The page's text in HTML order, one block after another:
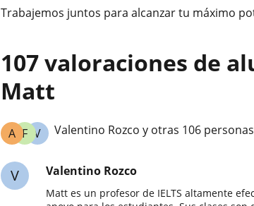
Trabajemos juntos para alcanzar tu máximo
107 valoraciones de
Matt
V
F
A Valentino Rozco y otras 106
V Valentino Rozco
Matt es un profesor de IELTS altamente